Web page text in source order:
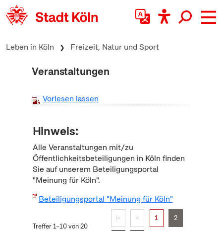
zum Inhalt springen
Leben in Köln Freizeit, Natur und Sport
Veranstaltungen
Vorlesen lassen
Hinweis:
Alle Veranstaltungen mit/zu
Öffentlichkeitsbeteiligungen in Köln finden
Sie auf unserem Beteiligungsportal
"Meinung für Köln".
Beteiligungsportal "Meinung für Köln"
Treffer 1–10 von 20
|< < 1 2